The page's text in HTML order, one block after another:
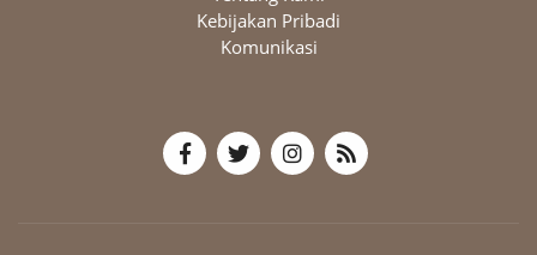
Kebijakan Pribadi
Komunikasi